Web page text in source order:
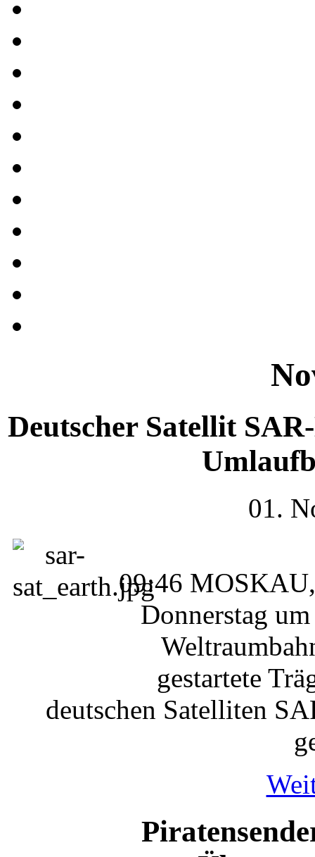
Deutscher Satellit
01.
09:46
Donnerstag
gestartete
deutschen Satelliten